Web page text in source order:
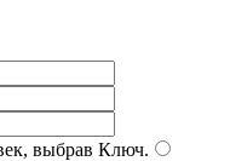
выбрав Ключ.